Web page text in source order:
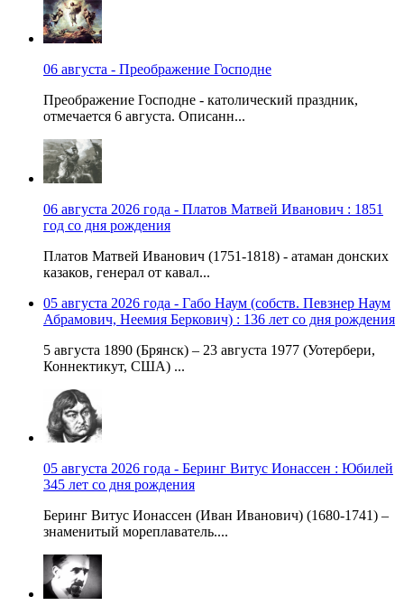
06 августа - Преображение Господне
Преображение Господне - католический праздник,
отмечается 6 августа. Описанн...
06 августа 2026 года - Платов Матвей Иванович : 1851
год со дня рождения
Платов Матвей Иванович (1751-1818) - атаман донских
казаков, генерал от кавал...
05 августа 2026 года - Габо Наум (собств. Певзнер Наум
Абрамович, Неемия Беркович) : 136 лет со дня рождения
5 августа 1890 (Брянск) – 23 августа 1977 (Уотербери,
Коннектикут, США) ...
05 августа 2026 года - Беринг Витус Ионассен : Юбилей
345 лет со дня рождения
Беринг Витус Ионассен (Иван Иванович) (1680-1741) –
знаменитый мореплаватель....